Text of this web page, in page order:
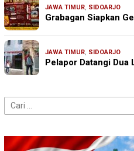
JAWA TIMUR, SIDOARJO
Grabagan Siapkan
JAWA TIMUR, SIDOARJO
Pelapor Datangi Dua
Cari
untuk: